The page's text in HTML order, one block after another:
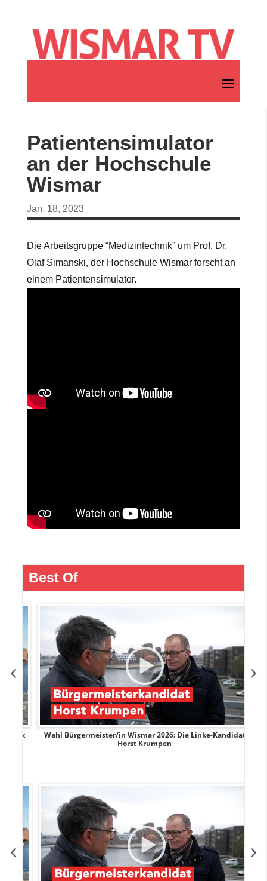
Patientensimulator
an der Hochschule
Wismar
Jan. 18, 2023
Die Arbeitsgruppe “Medizintechnik” um Prof. Dr.
Olaf Simanski, der Hochschule Wismar forscht an
einem Patientensimulator.
Best Of
Wahl Bürgermeister/in Wismar 2026: Die Linke-Kandidat
Horst Krumpen